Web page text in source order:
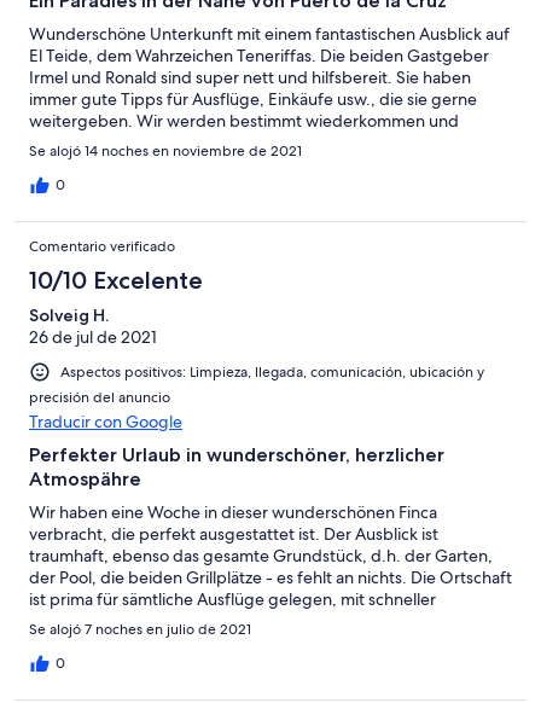
Wunderschöne Unterkunft mit einem fantastischen Ausblick auf
El Teide, dem Wahrzeichen Teneriffas. Die beiden Gastgeber
Irmel und Ronald sind super nett und hilfsbereit. Sie haben
immer gute Tipps für Ausflüge, Einkäufe usw., die sie gerne
weitergeben. Wir werden bestimmt wiederkommen und
können die Unterkunft nur wärmstens weiterempfehlen.
Se alojó 14 noches en noviembre de 2021
0
Comentario verificado
10/10 Excelente
Solveig H.
26 de jul de 2021
Aspectos positivos: Limpieza, llegada, comunicación, ubicación y
precisión del anuncio
Traducir con Google
Perfekter Urlaub in wunderschöner, herzlicher
Atmospähre
Wir haben eine Woche in dieser wunderschönen Finca
verbracht, die perfekt ausgestattet ist. Der Ausblick ist
traumhaft, ebenso das gesamte Grundstück, d.h. der Garten,
der Pool, die beiden Grillplätze - es fehlt an nichts. Die Ortschaft
ist prima für sämtliche Ausflüge gelegen, mit schneller
Autobahnanbindung und trotzdem sehr ruhig. Ein riesengroßes
Dankeschön gilt an die herzlichen Gastgeber Irmel und Ronald;
uns ist der Abschied nicht leichtgefallen, da sie immer für uns da
Se alojó 7 noches en julio de 2021
0